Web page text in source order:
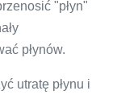
"płyn"
płynów.
utratę płynu i